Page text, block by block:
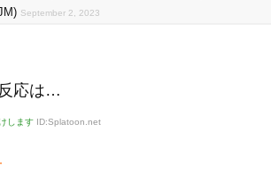
September 2, 2023
応は…
します ID:Splatoon.net